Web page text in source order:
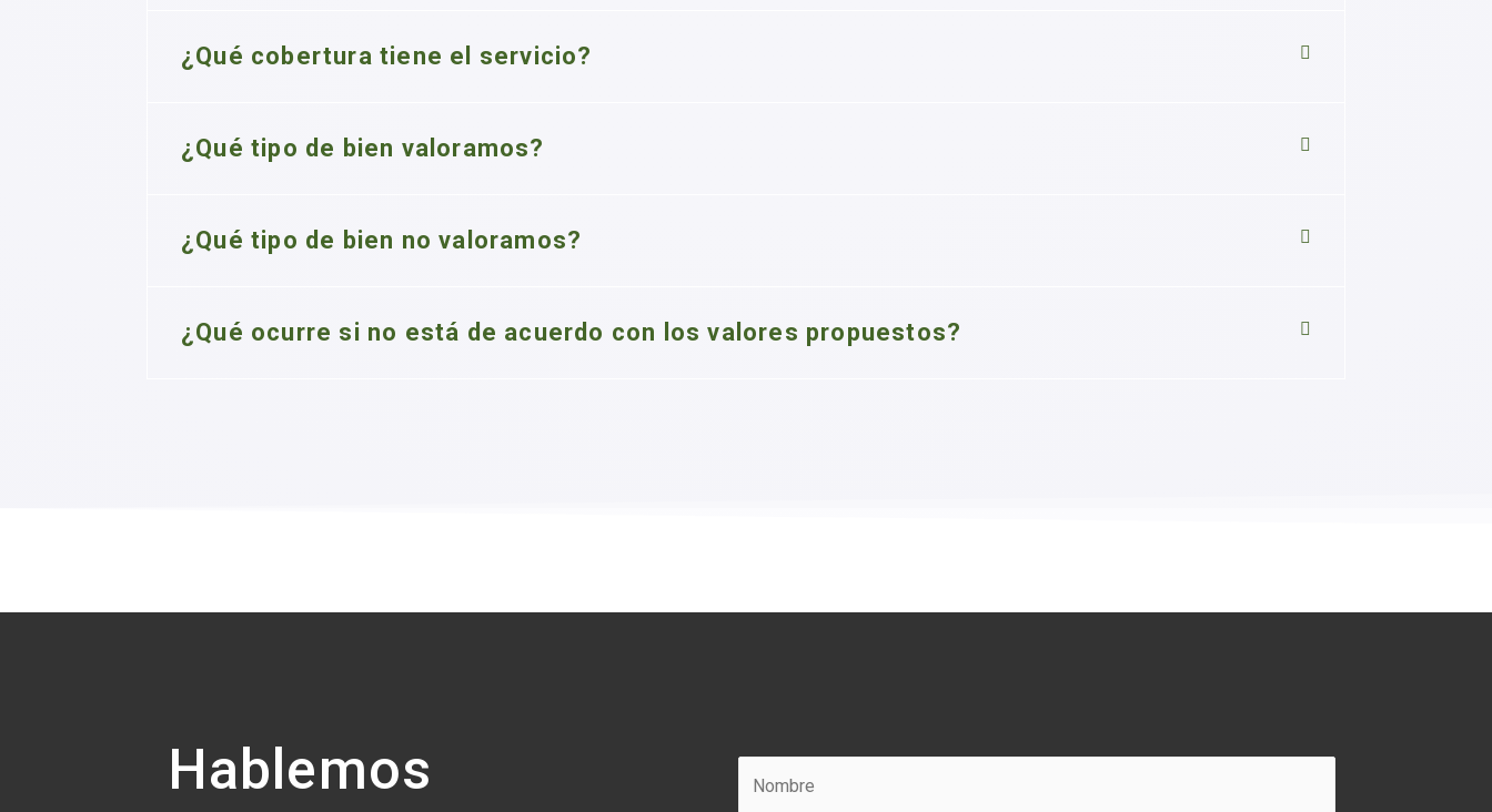
¿Qué cobertura tiene el servicio?
¿Qué tipo de bien valoramos?
¿Qué tipo de bien no valoramos?
¿Qué ocurre si no está de acuerdo con los valores propuestos?
Hablemos